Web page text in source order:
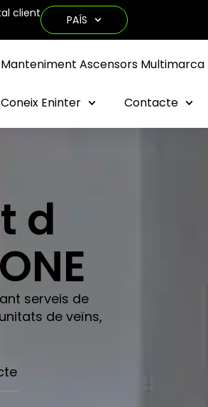
client PAÍS
Manteniment Ascensors Multimarca
Coneix Eninter Contacte
d
serveis de
de veïns,